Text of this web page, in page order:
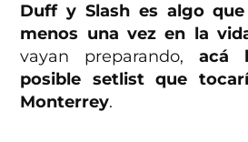
Duff y Slash es algo
menos una vez en la
vayan preparando,acá
posible setlist que
Monterrey.